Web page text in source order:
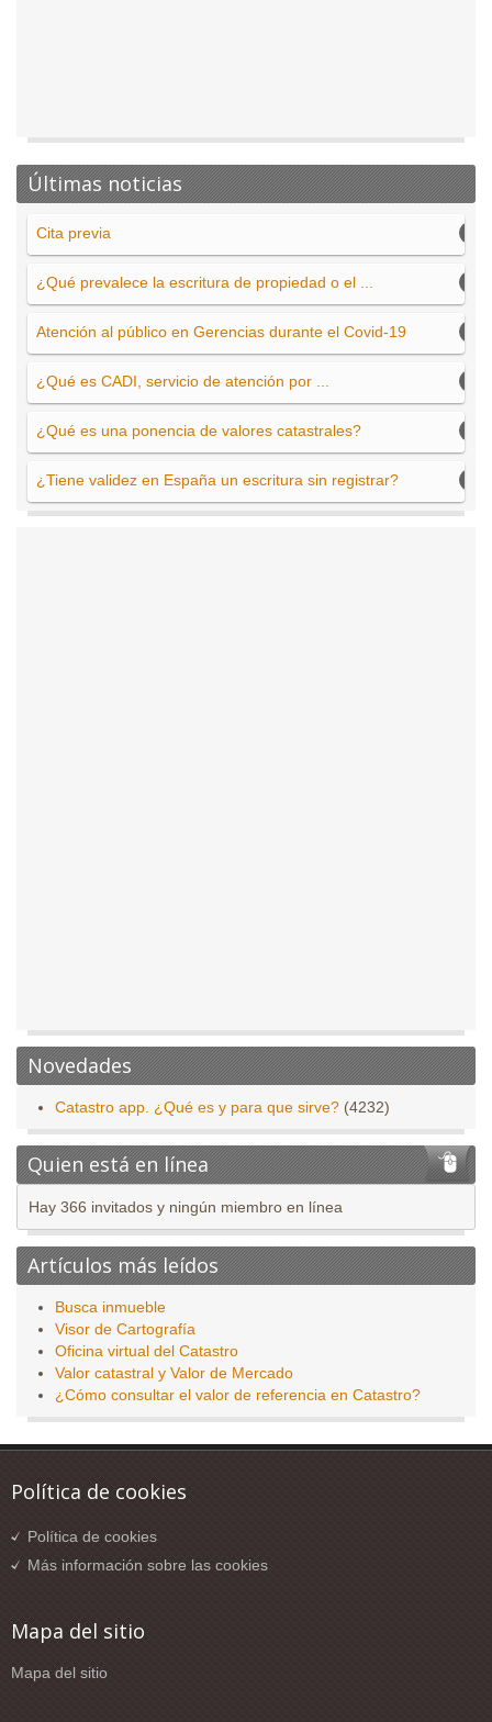
Últimas noticias
Cita previa
¿Qué prevalece la escritura de propiedad o el ...
Atención al público en Gerencias durante el Covid-19
¿Qué es CADI, servicio de atención por ...
¿Qué es una ponencia de valores catastrales?
¿Tiene validez en España un escritura sin registrar?
Novedades
Catastro app. ¿Qué es y para que sirve? (4232)
Quien está en línea
Hay 366 invitados y ningún miembro en línea
Artículos más leídos
Busca inmueble
Visor de Cartografía
Oficina virtual del Catastro
Valor catastral y Valor de Mercado
¿Cómo consultar el valor de referencia en Catastro?
Política de cookies
Política de cookies
Más información sobre las cookies
Mapa del sitio
Mapa del sitio